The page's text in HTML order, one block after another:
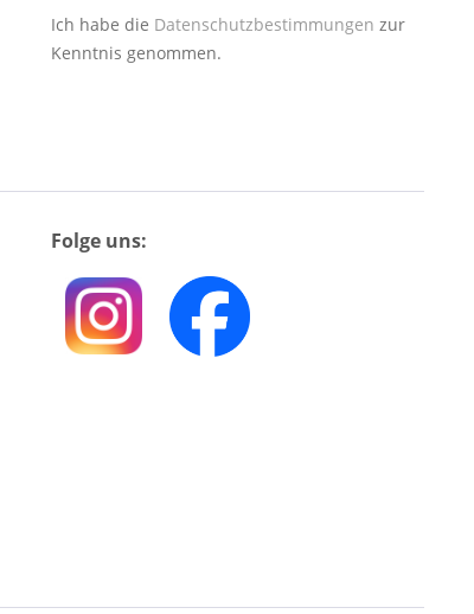
Ich habe die Datenschutzbestimmungen zur
Kenntnis genommen.
Folge uns: